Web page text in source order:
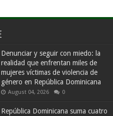
Denunciar y seguir con miedo: la
realidad que enfrentan miles de
mujeres víctimas de violencia de
género en República Dominicana
August 04, 2026 0
República Dominicana suma cuatro